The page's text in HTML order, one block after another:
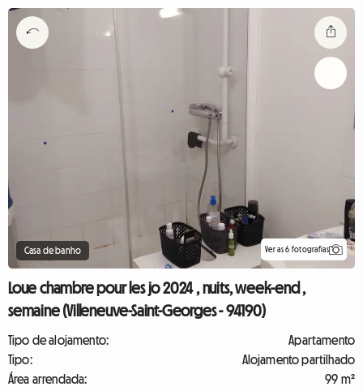
Casa de banho Ver as 6 fotografias
Loue chambre pour les jo 2024 , nuits, week-end ,
semaine (Villeneuve-Saint-Georges - 94190)
Tipo de alojamento:
Apartamento
Tipo:
Alojamento partilhado
Área arrendada:
99 m²